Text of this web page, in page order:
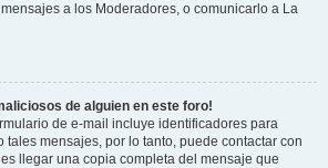
a los Moderadores, o comunicarlo a La
de alguien en este foro!
de e-mail incluye identificadores para
mensajes, por lo tanto, puede contactar con
llegar una copia completa del mensaje que